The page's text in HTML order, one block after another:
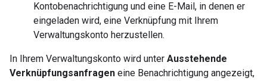
Kontobenachrichtigung und eine E-Mail, in denen er
eingeladen wird, eine Verknüpfung mit Ihrem
Verwaltungskonto herzustellen.
In Ihrem Verwaltungskonto wird unter Ausstehende
Verknüpfungsanfragen eine Benachrichtigung angezeigt,